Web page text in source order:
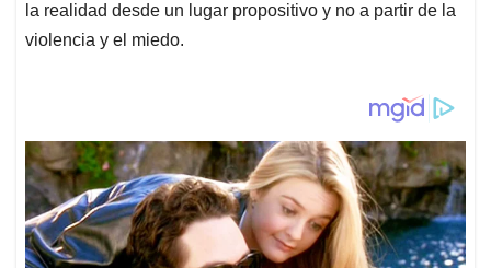
la realidad desde un lugar propositivo y no a partir de la
violencia y el miedo.